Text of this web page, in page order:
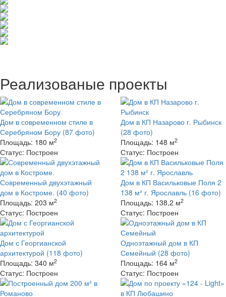
Реализованые проекты
Дом в современном стиле в
Серебряном Бору (87 фото)
Площадь: 180 м2
Статус: Построен
Дом в КП Назарово г. Рыбинск
(28 фото)
Площадь: 148 м2
Статус: Построен
Современный двухэтажный
дом в Костроме. (40 фото)
Площадь: 203 м2
Статус: Построен
Дом в КП Васильковые Поля 2
138 м² г. Ярославль (16 фото)
Площадь: 138,2 м2
Статус: Построен
Дом с Георгианской
архитектурой (118 фото)
Площадь: 340 м2
Статус: Построен
Одноэтажный дом в КП
Семейный (28 фото)
Площадь: 164 м2
Статус: Построен